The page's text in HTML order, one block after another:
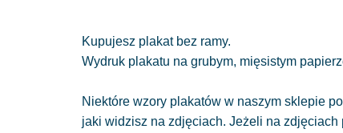
Kupujesz plakat bez ramy.
Wydruk plakatu na grubym, mięsistym
Niektóre wzory plakatów w naszym sklepie
jaki widzisz na zdjęciach. Jeżeli na zdjęciach